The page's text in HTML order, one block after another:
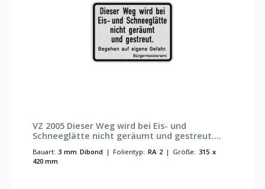
VZ 2005 Dieser Weg wird bei Eis- und
Schneeglätte nicht geräumt und gestreut.
mm 3 mm Dibond
Bauart: 3 mm Dibond | Folientyp: RA 2 | Größe: 315 x
420 mm